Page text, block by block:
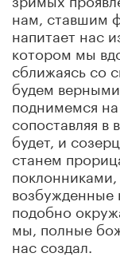
нам, ставшим
напитает нас
котором мы
сближаясь со
будем
поднимемся
сопоставляя в
будет, и
станем
подобно
мы, полные
нас создал.